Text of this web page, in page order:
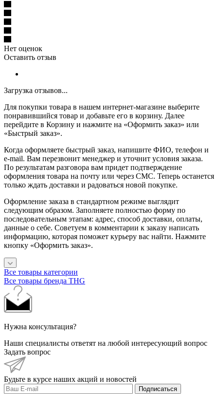
Нет оценок
Оставить отзыв
Загрузка отзывов...
Для покупки товара в нашем интернет-магазине выберите
понравившийся товар и добавьте его в корзину. Далее
перейдите в Корзину и нажмите на «Оформить заказ» или
«Быстрый заказ».
Когда оформляете быстрый заказ, напишите ФИО, телефон и
e-mail. Вам перезвонит менеджер и уточнит условия заказа.
По результатам разговора вам придет подтверждение
оформления товара на почту или через СМС. Теперь останется
только ждать доставки и радоваться новой покупке.
Оформление заказа в стандартном режиме выглядит
следующим образом. Заполняете полностью форму по
последовательным этапам: адрес, способ доставки, оплаты,
данные о себе. Советуем в комментарии к заказу написать
информацию, которая поможет курьеру вас найти. Нажмите
кнопку «Оформить заказ».
Все товары категории
Все товары бренда THG
Нужна консультация?
Наши специалисты ответят на любой интересующий вопрос
Задать вопрос
Будьте в курсе наших акций и новостей
Подписаться